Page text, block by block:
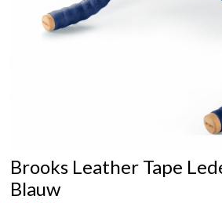
Brooks Leather Tape
Blauw